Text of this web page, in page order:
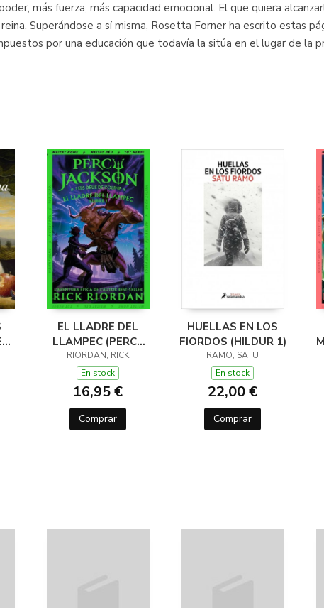
más fuerza, más capacidad emocional. El que quiera
Superándose a sí misma, Rosetta Forner ha escrito estas
por una educación que todavía la sitúa en el lugar de la
EL LLADRE DEL
LLAMPEC (PERCY
JACKSON I ELS
DÉUS DE L'OLIMP 1)
RIORDAN, RICK
En stock
16,95 €
Comprar
HUELLAS EN LOS
FIORDOS (HILDUR 1)
RAMO, SATU
En stock
22,00 €
Comprar